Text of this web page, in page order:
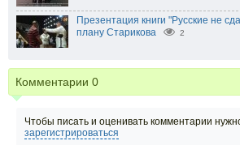
Презентация книги "Русские не
плану Старикова
2
Комментарии 0
Чтобы писать и оценивать комментарии
зарегистрироваться